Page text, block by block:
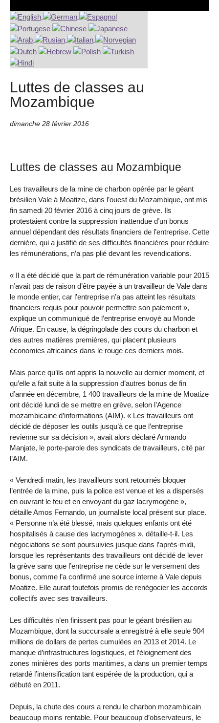
Luttes de classes au
Mozambique
dimanche 28 février 2016
Luttes de classes au Mozambique
Les travailleurs de la mine de charbon opérée par le géant
brésilien Vale à Moatize, dans l’ouest du Mozambique, ont mis
fin samedi 20 février 2016 à cinq jours de grève. Ils
protestaient contre la suppression inattendue d’un bonus
annuel dépendant des résultats financiers de l’entreprise. Cette
dernière, qui a justifié de ses difficultés financières pour réduire
les rémunérations, n’a pas plié devant les revendications.
« Il a été décidé que la part de rémunération variable pour 2015
n’avait pas de raison d’être payée à un travailleur de Vale dans
le monde entier, car l’entreprise n’a pas atteint les résultats
financiers requis pour pouvoir permettre son paiement »,
explique un communiqué de l’entreprise envoyé au Monde
Afrique. En cause, la dégringolade des cours du charbon et
des autres matières premières, qui placent plusieurs
économies africaines dans le rouge ces derniers mois.
Mais parce qu’ils ont appris la nouvelle au dernier moment, et
qu’elle a fait suite à la suppression d’autres bonus de fin
d’année en décembre, 1 400 travailleurs de la mine de Moatize
ont décidé lundi de se mettre en grève, selon l’Agence
mozambicaine d’informations (AIM). « Les travailleurs ont
décidé de déposer les outils jusqu’à ce que l’entreprise
revienne sur sa décision », avait alors déclaré Armando
Manjate, le porte-parole des syndicats de travailleurs, cité par
l’AIM.
« Vendredi matin, les travailleurs sont retournés bloquer
l’entrée de la mine, puis la police est venue et les a dispersés
en ouvrant le feu et en envoyant du gaz lacrymogène »,
détaille Amos Fernando, un journaliste local présent sur place.
« Personne n’a été blessé, mais quelques enfants ont été
hospitalisés à cause des lacrymogènes », détaille-t-il. Les
négociations se sont poursuivies jusque dans l’après-midi,
lorsque les représentants des travailleurs ont décidé de lever
la grève sans que l’entreprise ne cède sur le versement des
bonus, comme l’a confirmé une source interne à Vale depuis
Moatize. Elle aurait toutefois promis de renégocier les accords
collectifs avec ses travailleurs.
Les difficultés n’en finissent pas pour le géant brésilien au
Mozambique, dont la succursale a enregistré à elle seule 904
millions de dollars de pertes cumulées en 2013 et 2014. Le
manque d’infrastructures logistiques, et l’éloignement des
zones minières des ports maritimes, a dans un premier temps
retardé l’intensification tant espérée de la production, qui a
débuté en 2011.
Depuis, la chute des cours a rendu le charbon mozambicain
beaucoup moins rentable. Pour beaucoup d’observateurs, le